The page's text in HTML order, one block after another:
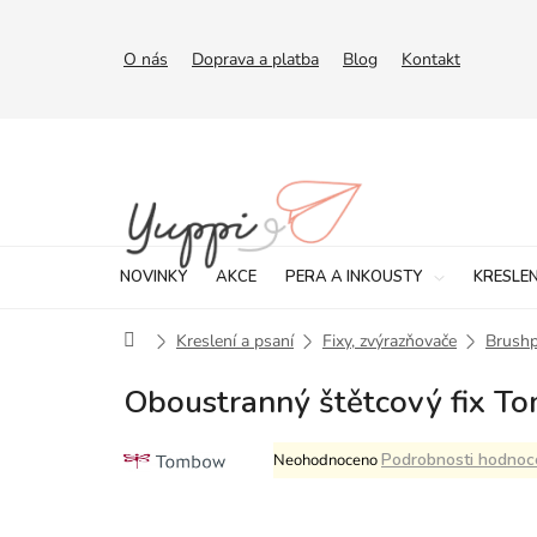
O nás Doprava a platba Blog Kontakt
NOVINKY AKCE PERA A INKOUSTY
DomůKreslení a psaní Fixy, zvýrazňovače
Oboustranný štětcový fix
Průměrné
hodnocení
NeohodnocenoPodrobnosti